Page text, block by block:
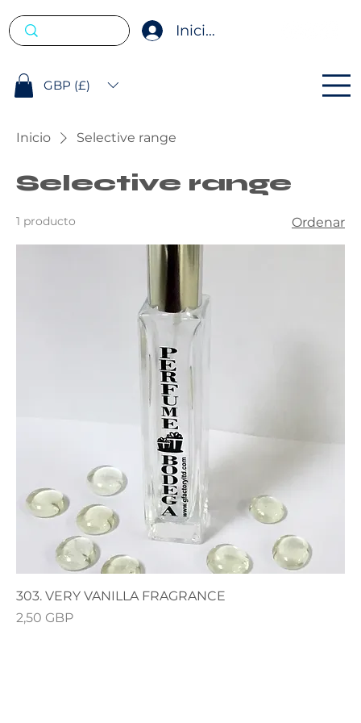
Iniciar sesión
GBP (£)
Inicio Selective range
Selective range
1 producto Ordenar
303. VERY VANILLA FRAGRANCE
Precio
2,50 GBP